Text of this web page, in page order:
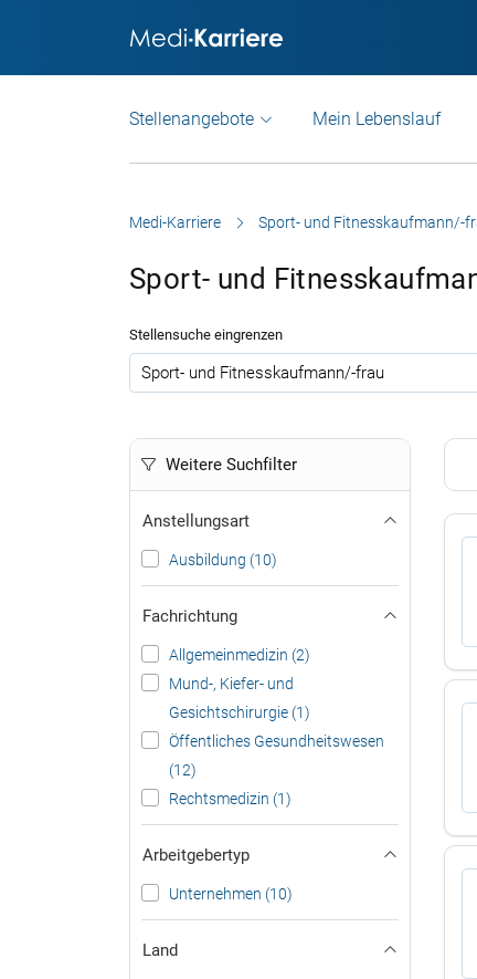
Stellenangebote Mein Lebenslauf
Medi-Karriere Sport- und Fitnesskaufmann/-
Sport- und
Stellensuche eingrenzen
Weitere Suchfilter
Anstellungsart
Ausbildung (10)
Fachrichtung
Allgemeinmedizin (2)
Mund-, Kiefer- und
Gesichtschirurgie (1)
Öffentliches Gesundheitswesen
(12)
Rechtsmedizin (1)
Arbeitgebertyp
Unternehmen (10)
Land